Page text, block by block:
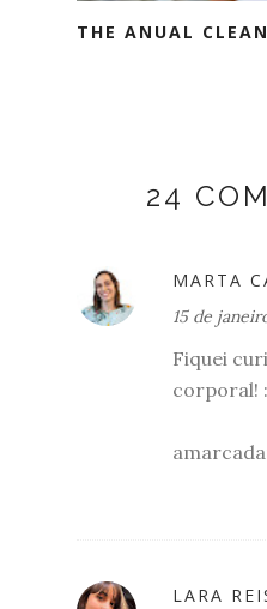
THE ANUAL
24
MARTA
15 de
Fiquei
corporal!
LARA